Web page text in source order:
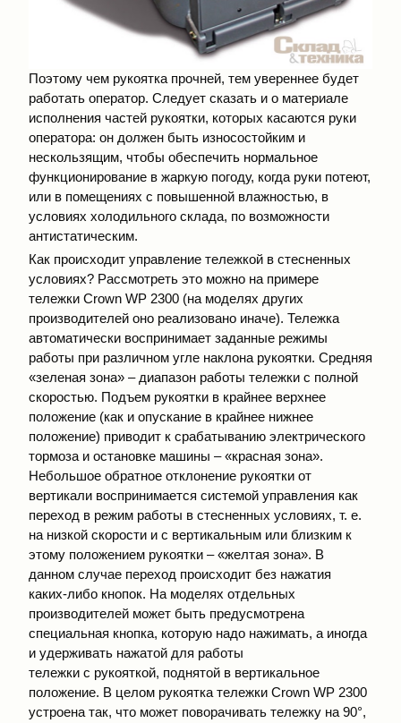
Поэтому чем рукоятка прочней, тем увереннее будет
работать оператор. Следует сказать и о материале
исполнения частей рукоятки, которых касаются руки
оператора: он должен быть износостойким и
нескользящим, чтобы обеспечить нормальное
функционирование в жаркую погоду, когда руки потеют,
или в помещениях с повышенной влажностью, в
условиях холодильного склада, по возможности
антистатическим.
Как происходит управление тележкой в стесненных
условиях? Рассмотреть это можно на примере
тележки Crown WP 2300 (на моделях других
производителей оно реализовано иначе). Тележка
автоматически воспринимает заданные режимы
работы при различном угле наклона рукоятки. Средняя
«зеленая зона» – диапазон работы тележки с полной
скоростью. Подъем рукоятки в крайнее верхнее
положение (как и опускание в крайнее нижнее
положение) приводит к срабатыванию электрического
тормоза и остановке машины – «красная зона».
Небольшое обратное отклонение рукоятки от
вертикали воспринимается системой управления как
переход в режим работы в стесненных условиях, т. е.
на низкой скорости и с вертикальным или близким к
этому положением рукоятки – «желтая зона». В
данном случае переход происходит без нажатия
каких-либо кнопок. На моделях отдельных
производителей может быть предусмотрена
специальная кнопка, которую надо нажимать, а иногда
и удерживать нажатой для работы
тележки с рукояткой, поднятой в вертикальное
положение. В целом рукоятка тележки Crown WP 2300
устроена так, что может поворачивать тележку на 90°,